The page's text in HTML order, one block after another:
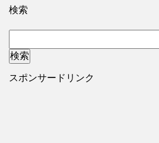
検索
スポンサードリンク